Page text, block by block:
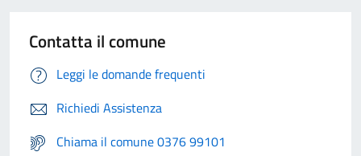
Contatta il comune
Leggi le domande frequenti
Richiedi Assistenza
Chiama il comune 0376 99101